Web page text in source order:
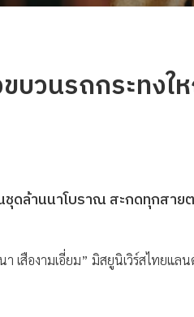
บวนรถกระทงใ
ดล้านนาโบราณ สะกดทุกสาย
สืองามเอี่ยม” มิสยูนิเวิร์สไทยแล